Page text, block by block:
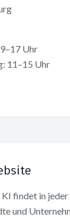
Uhr
11–15 Uhr
findet in
und